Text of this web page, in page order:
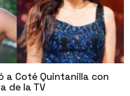
a Coté Quintanilla con
de la TV